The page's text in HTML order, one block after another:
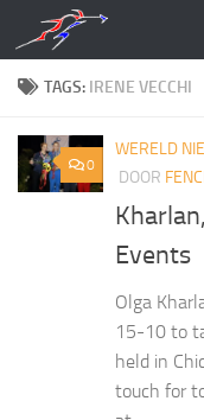
Doorgaan naar inhoud
TAGS: IRENE VECCHI
0
WERELD
DOOR
Events
Olga
15-10 to
held in
touch for